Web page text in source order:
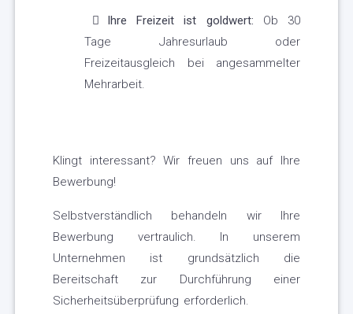
Ihre Freizeit ist goldwert: Ob 30
Tage Jahresurlaub oder
Freizeitausgleich bei angesammelter
Mehrarbeit.
Klingt interessant? Wir freuen uns auf Ihre
Bewerbung!
Selbstverständlich behandeln wir Ihre
Bewerbung vertraulich. In unserem
Unternehmen ist grundsätzlich die
Bereitschaft zur Durchführung einer
Sicherheitsüberprüfung erforderlich.